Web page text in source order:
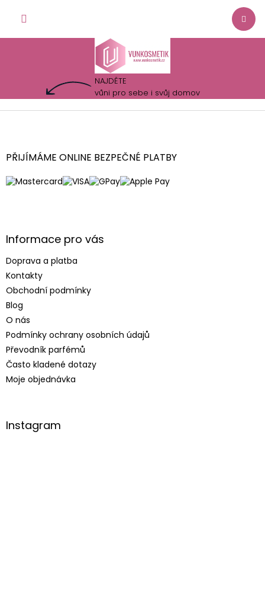
NAJDĚTE
vůni pro sebe i svůj domov
KOŠÍK
Z
aPŘIJÍMÁME ONLINE BEZPEČNÉ PLATBY
Informace pro vás
Doprava a platba
Kontakty
Obchodní podmínky
Blog
O nás
Podmínky ochrany osobních údajů
Převodník parfémů
Často kladené dotazy
Moje objednávka
Instagram